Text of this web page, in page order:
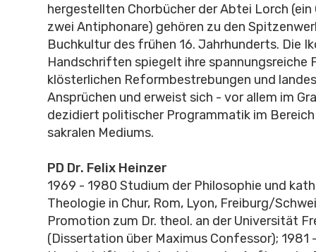
hergestellten Chorbücher der Abtei Lorch (ein
zwei Antiphonare) gehören zu den
Buchkultur des frühen 16. Jahrhunderts. Die
Handschriften spiegelt ihre spannungsreiche
klösterlichen Reformbestrebungen und
Ansprüchen und erweist sich - vor allem im
dezidiert politischer Programmatik im
sakralen Mediums.
PD Dr. Felix Heinzer
1969 - 1980 Studium der Philosophie und
Theologie in Chur, Rom, Lyon, Freiburg/
Promotion zum Dr. theol. an der Universität
(Dissertation über Maximus Confessor); 1981